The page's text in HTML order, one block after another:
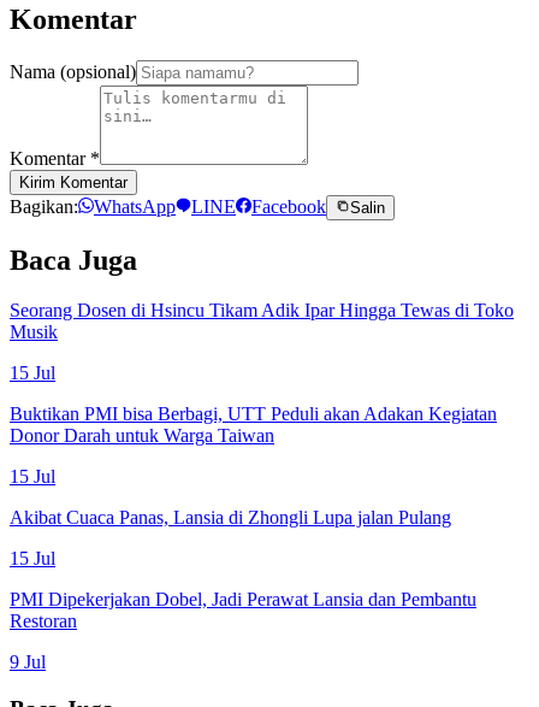
Komentar
Nama (opsional)
Komentar *
Kirim Komentar
Bagikan: WhatsApp LINE Facebook Salin
Baca Juga
Seorang Dosen di Hsincu Tikam Adik Ipar Hingga Tewas di Toko
Musik
15 Jul
Buktikan PMI bisa Berbagi, UTT Peduli akan Adakan Kegiatan
Donor Darah untuk Warga Taiwan
15 Jul
Akibat Cuaca Panas, Lansia di Zhongli Lupa jalan Pulang
15 Jul
PMI Dipekerjakan Dobel, Jadi Perawat Lansia dan Pembantu
Restoran
9 Jul